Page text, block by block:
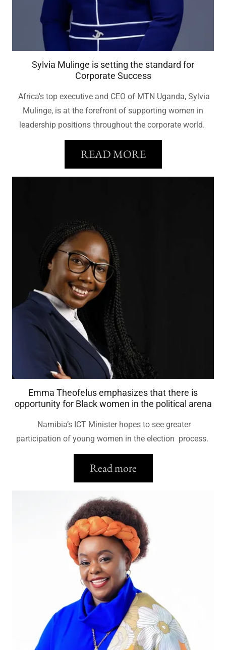
Sylvia Mulinge is setting the standard for
Corporate Success
Africa's top executive and CEO of MTN Uganda, Sylvia
Mulinge, is at the forefront of supporting women in
leadership positions throughout the corporate world.
READ MORE
Emma Theofelus emphasizes that there is
opportunity for Black women in the political arena
Namibia’s ICT Minister hopes to see greater
participation of young women in the election process.
Read more